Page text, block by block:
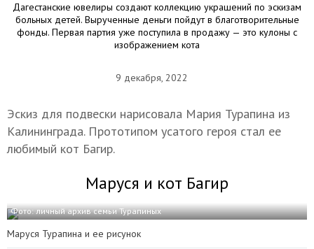
Дагестанские ювелиры создают коллекцию украшений по эскизам
больных детей. Вырученные деньги пойдут в благотворительные
фонды. Первая партия уже поступила в продажу — это кулоны с
изображением кота
9 декабря, 2022
Эскиз для подвески нарисовала Мария Турапина из
Калининграда. Прототипом усатого героя стал ее
любимый кот Багир.
Маруся и кот Багир
Фото: личный архив семьи Турапиных
Маруся Турапина и ее рисунок